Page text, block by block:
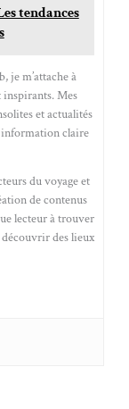
tendances
je m’attache à
inspirants. Mes
et actualités
claire
du voyage et
de contenus
lecteur à trouver
des lieux